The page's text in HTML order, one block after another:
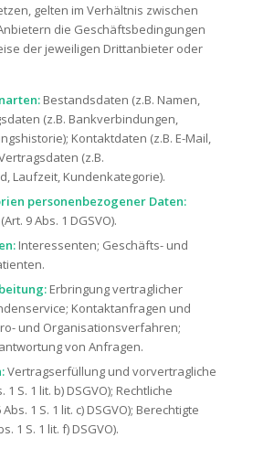
gelten im Verhältnis zwischen
die Geschäftsbedingungen
der jeweiligen Drittanbieter oder
Bestandsdaten (z.B. Namen,
(z.B. Bankverbindungen,
Kontaktdaten (z.B. E-Mail,
(z.B.
Laufzeit, Kundenkategorie).
personenbezogener Daten:
9 Abs. 1 DGSVO).
Interessenten; Geschäfts- und
Erbringung vertraglicher
Kontaktanfragen und
und Organisationsverfahren;
von Anfragen.
Vertragserfüllung und vorvertragliche
S. 1 lit. b) DSGVO); Rechtliche
1 S. 1 lit. c) DSGVO); Berechtigte
1 S. 1 lit. f) DSGVO).